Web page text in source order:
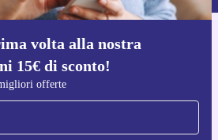
di questo alleato della
cura del tuo giardino e dei tuoi
sprechi, pulizia senza
volta alla nostra
15€ di sconto!
offerte
l'app di refurbed
iOS e Android